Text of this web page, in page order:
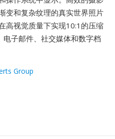
变和复杂纹理的真实世界照片
高视觉质量下实现10:1的压缩
电子邮件、社交媒体和数字档
Group